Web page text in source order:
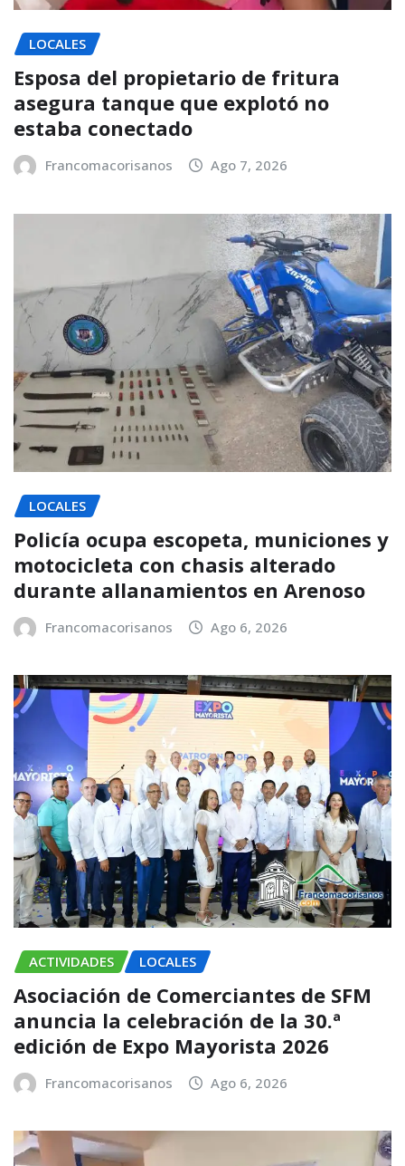
LOCALES
Esposa del propietario de fritura
asegura tanque que explotó no
estaba conectado
Francomacorisanos Ago 7, 2026
LOCALES
Policía ocupa escopeta, municiones y
motocicleta con chasis alterado
durante allanamientos en Arenoso
Francomacorisanos Ago 6, 2026
ACTIVIDADES LOCALES
Asociación de Comerciantes de SFM
anuncia la celebración de la 30.ª
edición de Expo Mayorista 2026
Francomacorisanos Ago 6, 2026